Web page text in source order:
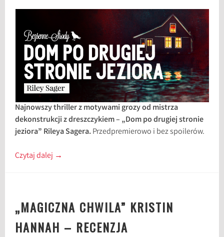
Najnowszy thriller z motywami grozy od mistrza
dekonstrukcji z dreszczykiem – „Dom po drugiej stronie
jeziora” Rileya Sagera.Przedpremierowo i bez spoilerów.
Czytaj dalej →
„MAGICZNA CHWILA” KRISTIN
HANNAH – RECENZJA